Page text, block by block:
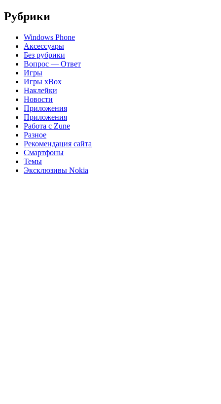
Рубрики
Windows Phone
Аксессуары
Без рубрики
Вопрос — Ответ
Игры
Игры xBox
Наклейки
Новости
Приложения
Приложения
Работа с Zune
Разное
Рекомендация сайта
Смартфоны
Темы
Эксклюзивы Nokia